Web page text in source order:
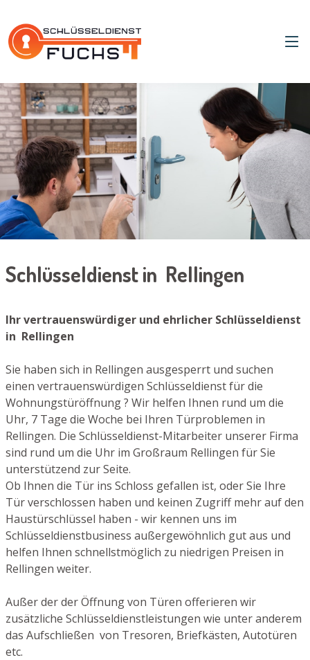
Schlüsseldienst in Rellingen
Ihr vertrauenswürdiger und ehrlicher Schlüsseldienst
in Rellingen
Sie haben sich in Rellingen ausgesperrt und suchen
einen vertrauenswürdigen Schlüsseldienst für die
Wohnungstüröffnung ? Wir helfen Ihnen rund um die
Uhr, 7 Tage die Woche bei Ihren Türproblemen in
Rellingen. Die Schlüsseldienst-Mitarbeiter unserer Firma
sind rund um die Uhr im Großraum Rellingen für Sie
unterstützend zur Seite.
Ob Ihnen die Tür ins Schloss gefallen ist, oder Sie Ihre
Tür verschlossen haben und keinen Zugriff mehr auf den
Haustürschlüssel haben - wir kennen uns im
Schlüsseldienstbusiness außergewöhnlich gut aus und
helfen Ihnen schnellstmöglich zu niedrigen Preisen in
Rellingen weiter.
Außer der der Öffnung von Türen offerieren wir
zusätzliche Schlüsseldienstleistungen wie unter anderem
das Aufschließen von Tresoren, Briefkästen, Autotüren
etc.